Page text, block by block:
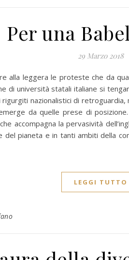
Per una
29 Marzo 2018
alla leggera le proteste che da
di università statali italiane si
nazionalistici di
da quelle prese di
accompagna la pervasività
del pianeta e in tanti ambiti della
LEGGI TUTTO